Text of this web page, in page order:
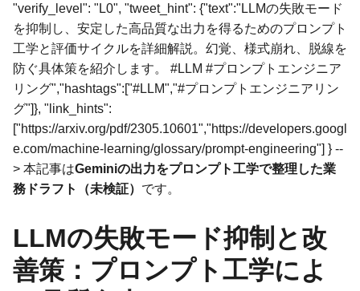
"verify_level": "L0", "tweet_hint": {"text":"LLMの失敗モード
を抑制し、安定した高品質な出力を得るためのプロンプト
工学と評価サイクルを詳細解説。幻覚、様式崩れ、脱線を
防ぐ具体策を紹介します。 #LLM #プロンプトエンジニア
リング","hashtags":["#LLM","#プロンプトエンジニアリン
グ"]}, "link_hints":
["https://arxiv.org/pdf/2305.10601","https://developers.googl
e.com/machine-learning/glossary/prompt-engineering"] } --
> 本記事はGeminiの出力をプロンプト工学で整理した業
務ドラフト（未検証） です。
LLMの失敗モード抑制と改
善策：プロンプト工学によ